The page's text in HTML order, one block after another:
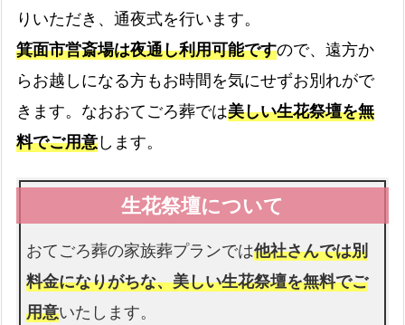
最大4日分まで無料です
お棺
故人様を収めるお棺です
仏衣
納棺時にお着せします
書類手続き代行
書類手続きはすべて代行します
りいただき、通夜式を行います。
箕面市営斎場は夜通し利用可能ですので、遠方か
らお越しになる方もお時間を気にせずお別れがで
きます。なおおてごろ葬では美しい生花祭壇を無
料でご用意します。
おてごろ葬の家族葬プランでは他社さんでは別
料金になりがちな、美しい生花祭壇を無料でご
用意いたします。